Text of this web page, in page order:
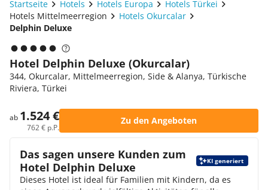
Startseite Hotels Hotels Europa
Hotels Türkei
Hotels Mittelmeerregion
Hotels Okurcalar
Delphin Deluxe
Hotel Delphin Deluxe (Okurcalar)
344, Okurcalar, Mittelmeerregion, Side & Alanya, Türkische
Riviera, Türkei
ab 1.524 €
762 € p.P.
Zu den Angeboten
Das sagen unsere Kunden zum
Hotel Delphin Deluxe
KI generiert
Dieses Hotel ist ideal für Familien mit Kindern, da es